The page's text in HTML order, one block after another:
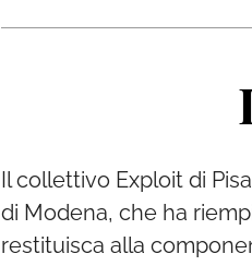
Il collettivo Exploit di
di Modena, che ha
restituisca alla